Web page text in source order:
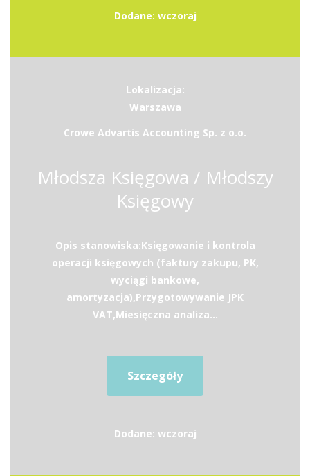
Dodane: wczoraj
Lokalizacja:
Warszawa
Crowe Advartis Accounting Sp. z o.o.
Młodsza Księgowa / Młodszy
Księgowy
Opis stanowiska:Księgowanie i kontrola
operacji księgowych (faktury zakupu, PK,
wyciągi bankowe,
amortyzacja),Przygotowywanie JPK
VAT,Miesięczna analiza...
Szczegóły
Dodane: wczoraj